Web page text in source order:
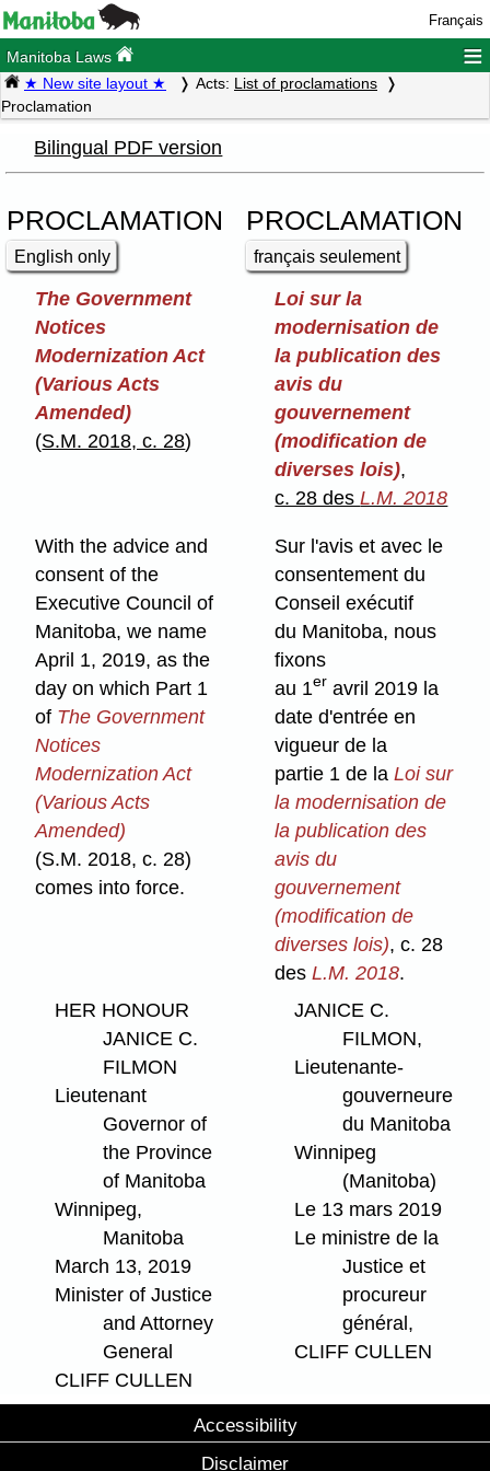
Français
Manitoba Laws ≡
★ New site layout ★ Acts: List of proclamations
Proclamation
Bilingual PDF version
PROCLAMATION
English only
PROCLAMATION
français seulement
The Government
Notices
Modernization Act
(Various Acts
Amended)
(S.M. 2018, c. 28)
Loi sur la
modernisation de
la publication des
avis du
gouvernement
(modification de
diverses lois),
c. 28 desL.M. 2018
With the advice and
consent of the
Executive Council of
Manitoba, we name
April 1, 2019, as the
day on which Part 1
of The Government
Notices
Modernization Act
(Various Acts
Amended)
(S.M. 2018, c. 28)
comes into force.
Sur l'avis et avec le
consentement du
Conseil exécutif
du Manitoba, nous
fixons
au 1er avril 2019 la
date d'entrée en
vigueur de la
partie 1 de laLoi sur
la modernisation de
la publication des
avis du
gouvernement
(modification de
diverses lois), c. 28
desL.M. 2018.
HER HONOUR
JANICE C.
FILMON
Lieutenant
Governor of
the Province
of Manitoba
Winnipeg,
Manitoba
March 13, 2019
Minister of Justice
and Attorney
General
CLIFF CULLEN
JANICE C.
FILMON,
Lieutenante-
gouverneure
du Manitoba
Winnipeg
(Manitoba)
Le 13 mars 2019
Le ministre de la
Justice et
procureur
général,
CLIFF CULLEN
Accessibility
Disclaimer